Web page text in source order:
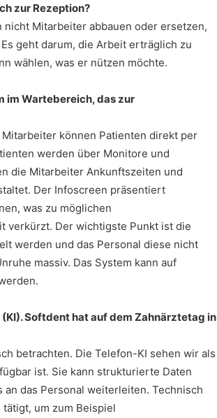
zur Rezeption?
Mitarbeiter abbauen oder ersetzen,
geht darum, die Arbeit erträglich zu
wählen, was er nützen möchte.
im Wartebereich, das zur
können Patienten direkt per
werden über Monitore und
die Mitarbeiter Ankunftszeiten und
Der Infoscreen präsentiert
was zu möglichen
verkürzt. Der wichtigste Punkt ist die
werden und das Personal diese nicht
massiv. Das System kann auf
Softdent hat auf dem Zahnärztetag in
betrachten. Die Telefon-KI sehen wir als
ist. Sie kann strukturierte Daten
das Personal weiterleiten. Technisch
um zum Beispiel